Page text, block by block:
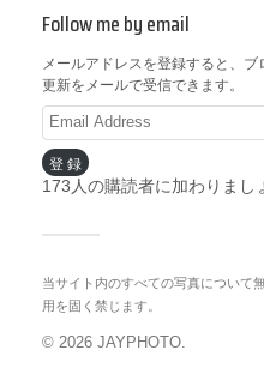
Follow me by email
メールアドレスを登録すると、ブ
更新をメールで受信できます。
登録
173人の購読者に加わりまし
当サイト内のすべての写真について
用を固く禁じます。
© 2026 JAYPHOTO.